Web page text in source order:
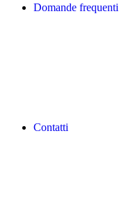
Domande frequenti
Contatti